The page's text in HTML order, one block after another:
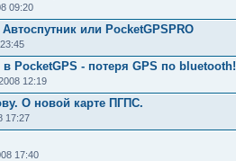
09:20
или PocketGPSPRO
PocketGPS - потеря GPS по bluetooth!
12:19
О новой карте ПГПС.
17:27
17:40